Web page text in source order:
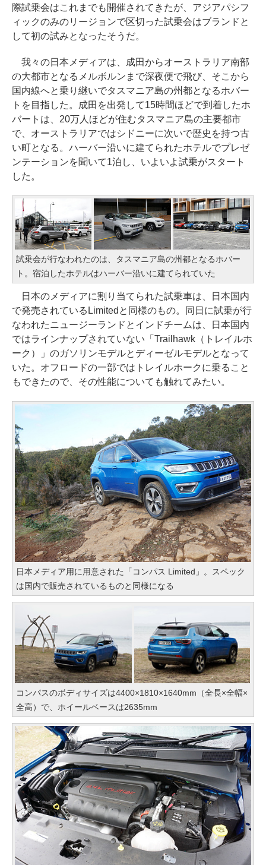
際試乗会はこれまでも開催されてきたが、アジアパシフ
ィックのみのリージョンで区切った試乗会はブランドと
して初の試みとなったそうだ。
我々の日本メディアは、成田からオーストラリア南部
の大都市となるメルボルンまで深夜便で飛び、そこから
国内線へと乗り継いでタスマニア島の州都となるホバー
トを目指した。成田を出発して15時間ほどで到着したホ
バートは、20万人ほどが住むタスマニア島の主要都市
で、オーストラリアではシドニーに次いで歴史を持つ古
い町となる。ハーバー沿いに建てられたホテルでプレゼ
ンテーションを聞いて1泊し、いよいよ試乗がスタート
した。
試乗会が行なわれたのは、タスマニア島の州都となるホバー
ト。宿泊したホテルはハーバー沿いに建てられていた
日本のメディアに割り当てられた試乗車は、日本国内
で発売されているLimitedと同様のもの。同日に試乗が行
なわれたニュージーランドとインドチームは、日本国内
ではラインナップされていない「Trailhawk（トレイルホ
ーク）」のガソリンモデルとディーゼルモデルとなって
いた。オフロードの一部ではトレイルホークに乗ること
もできたので、その性能についても触れてみたい。
日本メディア用に用意された「コンパス Limited」。スペック
は国内で販売されているものと同様になる
コンパスのボディサイズは4400×1810×1640mm（全長×全幅×
全高）で、ホイールベースは2635mm